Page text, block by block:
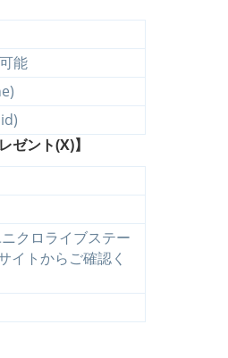
能
ゼント(X)】
クロライブステー
イトからご確認く